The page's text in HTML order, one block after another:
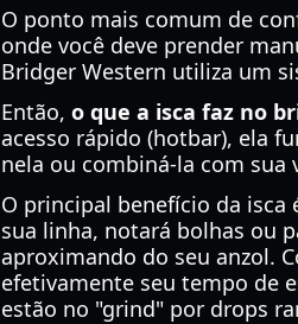
O ponto mais comum de
onde você deve prender
Bridger Western utiliza um
Então, o que a isca faz no
acesso rápido (hotbar), ela
nela ou combiná-la com sua
O principal benefício da isca
sua linha, notará bolhas ou
aproximando do seu anzol.
efetivamente seu tempo de
estão no "grind" por drops